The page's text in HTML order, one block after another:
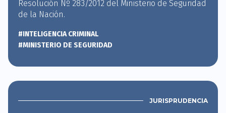
Resolución Nº 283/2012 del Ministerio de Seguridad
de la Nación.
#INTELIGENCIA CRIMINAL
#MINISTERIO DE SEGURIDAD
JURISPRUDENCIA